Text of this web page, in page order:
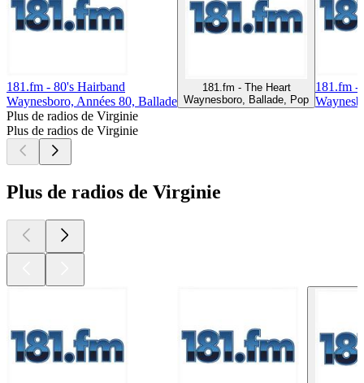
181.fm - 80's Hairband
Waynesboro, Années 80, Ballade
181.fm - The Heart
Waynesboro, Ballade, Pop
181.fm -
Plus de radios de Virginie
Plus de radios de Virginie
Plus de radios de Virginie